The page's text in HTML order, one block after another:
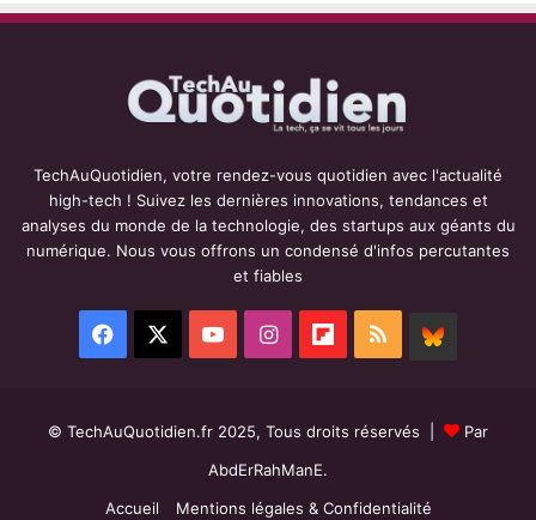
TechAuQuotidien, votre rendez-vous quotidien avec l'actualité
high-tech ! Suivez les dernières innovations, tendances et
analyses du monde de la technologie, des startups aux géants du
numérique. Nous vous offrons un condensé d'infos percutantes
et fiables
Facebook YouTubeInstagramFlipboard
RSS
© TechAuQuotidien.fr 2025, Tous droits réservés |
Par
AbdErRahManE.
Accueil
Mentions légales & Confidentialité